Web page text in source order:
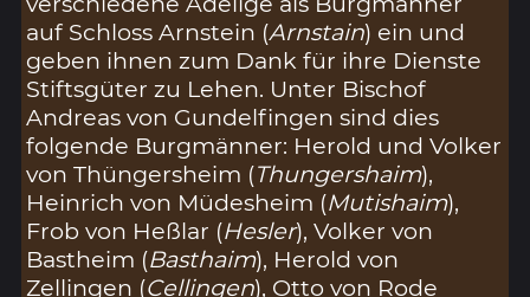
auf Schloss Arnstein (Arnstain) ein und
geben ihnen zum Dank für ihre Dienste
Stiftsgüter zu Lehen. Unter Bischof
Andreas von Gundelfingen sind dies
folgende Burgmänner: Herold und Volker
von Thüngersheim (Thungershaim),
Heinrich von Müdesheim (Mutishaim),
Frob von Heßlar (Hesler), Volker von
Bastheim (Basthaim), Herold von
Zellingen (Cellingen), Otto von Rode